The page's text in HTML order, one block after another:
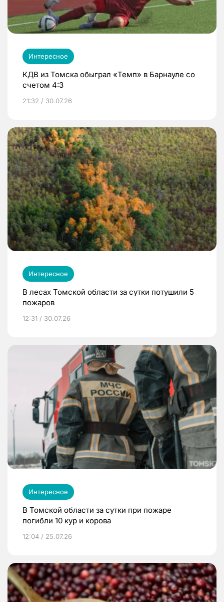
Интересное
КДВ из Томска обыграл «Темп» в Барнауле со
счетом 4:3
21:32 / 30.07.26
Интересное
В лесах Томской области за сутки потушили 5
пожаров
12:31 / 30.07.26
Интересное
В Томской области за сутки при пожаре
погибли 10 кур и корова
12:04 / 25.07.26